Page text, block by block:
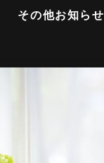
その他お知らせ